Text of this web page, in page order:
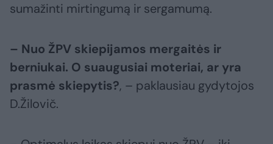
sumažinti mirtingumą ir sergamumą.
– Nuo ŽPV skiepijamos mergaitės ir
berniukai. O suaugusiai moteriai, ar yra
prasmė skiepytis?, – paklausiau gydytojos
D.Žilovič.